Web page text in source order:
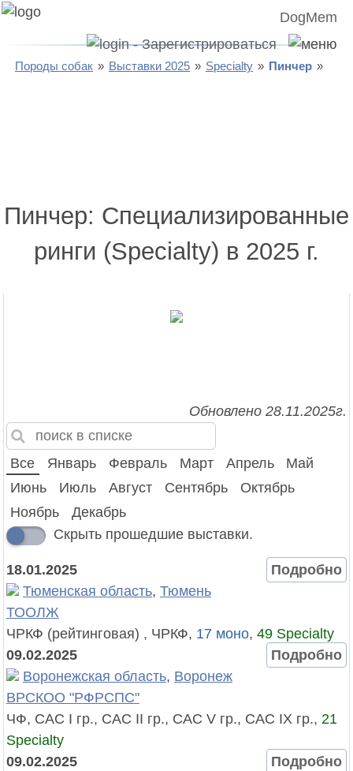
DogMem
Породы собак Выставки 2025 Specialty Пинчер
Пинчер: Специализированные
ринги (Specialty) в 2025 г.
Обновлено 28.11.2025г.
Все Январь Февраль Март Апрель
Май
Июнь
Июль Август Сентябрь
Октябрь
Ноябрь
Декабрь
Скрыть прошедшие выставки.
18.01.2025
Подробно
Тюменская область, Тюмень
ТООЛЖ
ЧРКФ (рейтинговая) , ЧРКФ, 17 моно, 49 Specialty
09.02.2025
Подробно
Воронежская область, Воронеж
ВРСКОО "РФРСПС"
ЧФ, САС I гр., САС II гр., САС V гр., САС IX гр., 21
Specialty
09.02.2025
Подробно